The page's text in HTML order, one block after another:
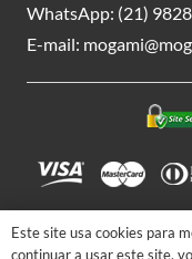
WhatsApp: (21)
E-mail:
Mogami
Este site usa cookies para
continuar a usar este site,